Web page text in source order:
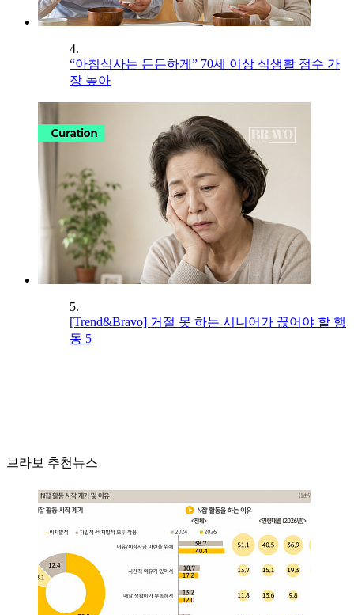
4.
“아침식사는 든든하게” 70세 이상 식생활 점수 가
장 높아
5.
[Trend&Bravo] 거절 못 하는 시니어가 끊어야 할 행
동 5
브라보 추천뉴스